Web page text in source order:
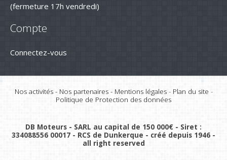
(fermeture 17h vendredi)
Compte
Connectez-vous
Nos activités- Nos partenaires- Mentions légales- Plan du site -
Politique de Protection des données
DB Moteurs - SARL au capital de 150 000€ - Siret :
334088556 00017 - RCS de Dunkerque - créé depuis 1946 -
all right reserved